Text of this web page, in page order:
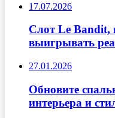
17.07.2026
Слот Le Bandit,
выигрывать
27.01.2026
Обновите
интерьера и